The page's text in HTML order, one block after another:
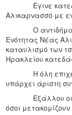
Έγινε
Αλικαρνασσό με
Ο αντιδήμαρχος
Ενότητας Νέας
καταυλισμό των
Ηρακλείου
Η όλη
υπάρχει άριστη
Εξάλλου οι
όσοι